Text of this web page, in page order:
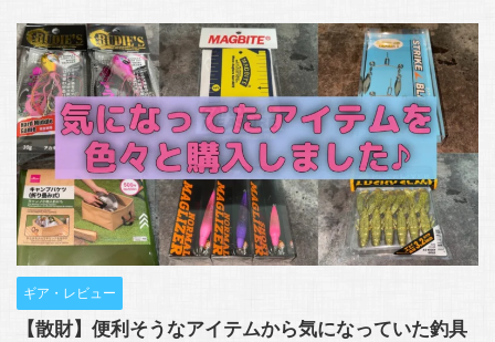
ギア・レビュー
【散財】便利そうなアイテムから気になっていた釣具